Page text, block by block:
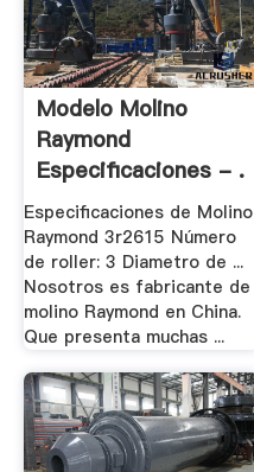
Modelo Molino
Raymond
Especificaciones - .
Especificaciones de Molino
Raymond 3r2615 Número
de roller: 3 Diametro de ...
Nosotros es fabricante de
molino Raymond en China.
Que presenta muchas ...